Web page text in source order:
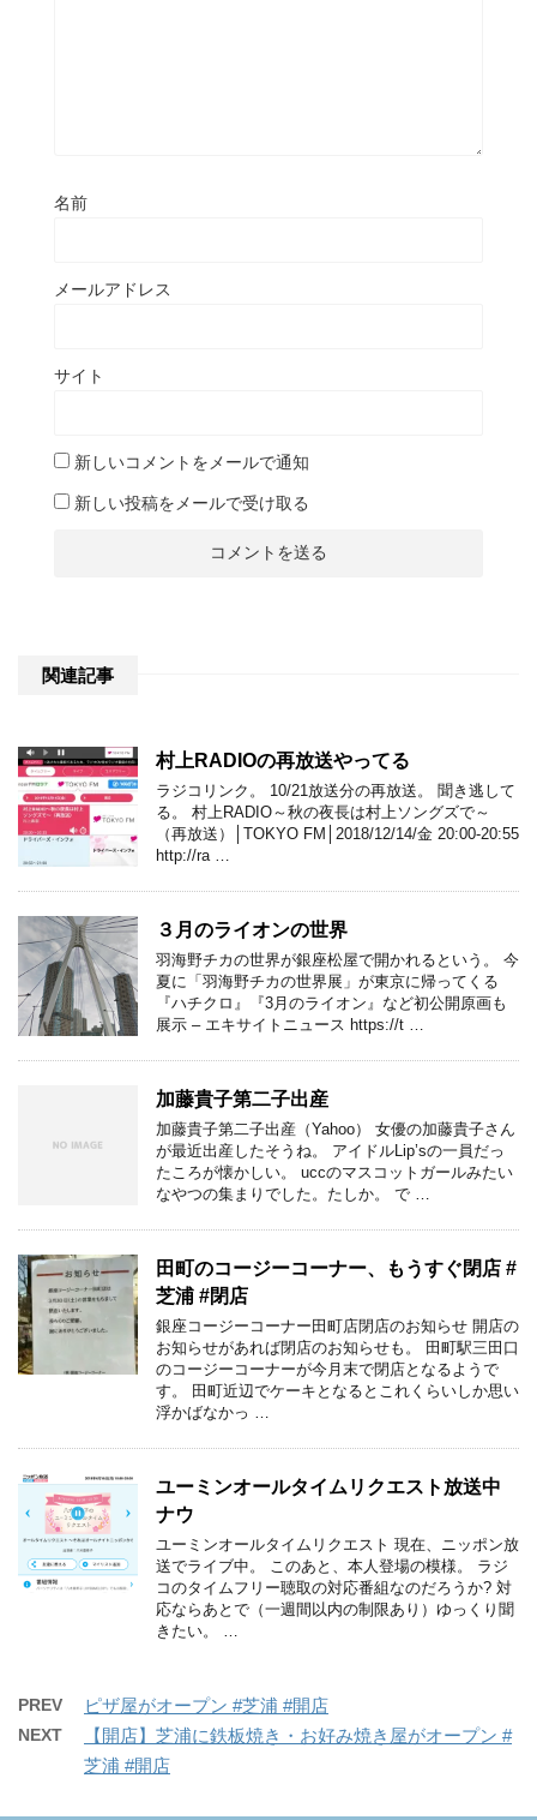
名前
メールアドレス
サイト
新しいコメントをメールで通知
新しい投稿をメールで受け取る
関連記事
村上RADIOの再放送やってる
ラジコリンク。 10/21放送分の再放送。 聞き逃して
る。 村上RADIO～秋の夜長は村上ソングズで～
（再放送）│TOKYO FM│2018/12/14/金 20:00-20:55
http://ra …
３月のライオンの世界
羽海野チカの世界が銀座松屋で開かれるという。 今
夏に「羽海野チカの世界展」が東京に帰ってくる
『ハチクロ』『3月のライオン』など初公開原画も
展示 – エキサイトニュース https://t …
加藤貴子第二子出産
加藤貴子第二子出産（Yahoo） 女優の加藤貴子さん
が最近出産したそうね。 アイドルLip’sの一員だっ
たころが懐かしい。 uccのマスコットガールみたい
なやつの集まりでした。たしか。 で …
田町のコージーコーナー、もうすぐ閉店 #
芝浦 #閉店
銀座コージーコーナー田町店閉店のお知らせ 開店の
お知らせがあれば閉店のお知らせも。 田町駅三田口
のコージーコーナーが今月末で閉店となるようで
す。 田町近辺でケーキとなるとこれくらいしか思い
浮かばなかっ …
ユーミンオールタイムリクエスト放送中
ナウ
ユーミンオールタイムリクエスト 現在、ニッポン放
送でライブ中。 このあと、本人登場の模様。 ラジ
コのタイムフリー聴取の対応番組なのだろうか? 対
応ならあとで（一週間以内の制限あり）ゆっくり聞
きたい。 …
PREV ピザ屋がオープン #芝浦 #開店
NEXT
【開店】芝浦に鉄板焼き・お好み焼き屋がオープン #
芝浦 #開店